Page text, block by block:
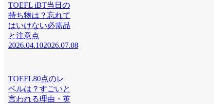
TOEFL iBT当日の
持ち物は？忘れて
はいけない必需品
と注意点
2026.04.102026.07.08
TOEFL80点のレ
ベルは？すごいと
言われる理由・英